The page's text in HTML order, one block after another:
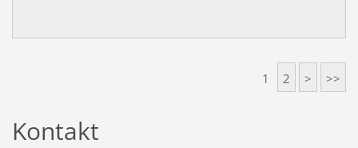
1 2 > >>
Kontakt